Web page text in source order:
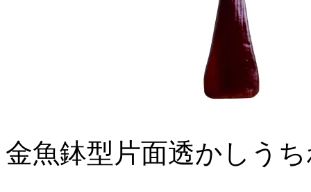
金魚鉢型片面透かしう